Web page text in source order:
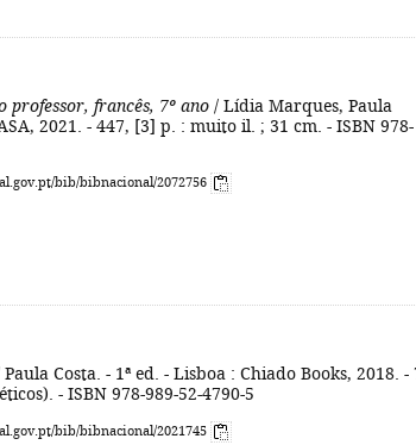
professor, francês, 7º ano / Lídia Marques, Paula
2021. - 447, [3] p. : muito il. ; 31 cm. - ISBN 978-
bib/bibnacional/2072756
Paula Costa. - 1ª ed. - Lisboa : Chiado Books, 2018. -
- ISBN 978-989-52-4790-5
bib/bibnacional/2021745